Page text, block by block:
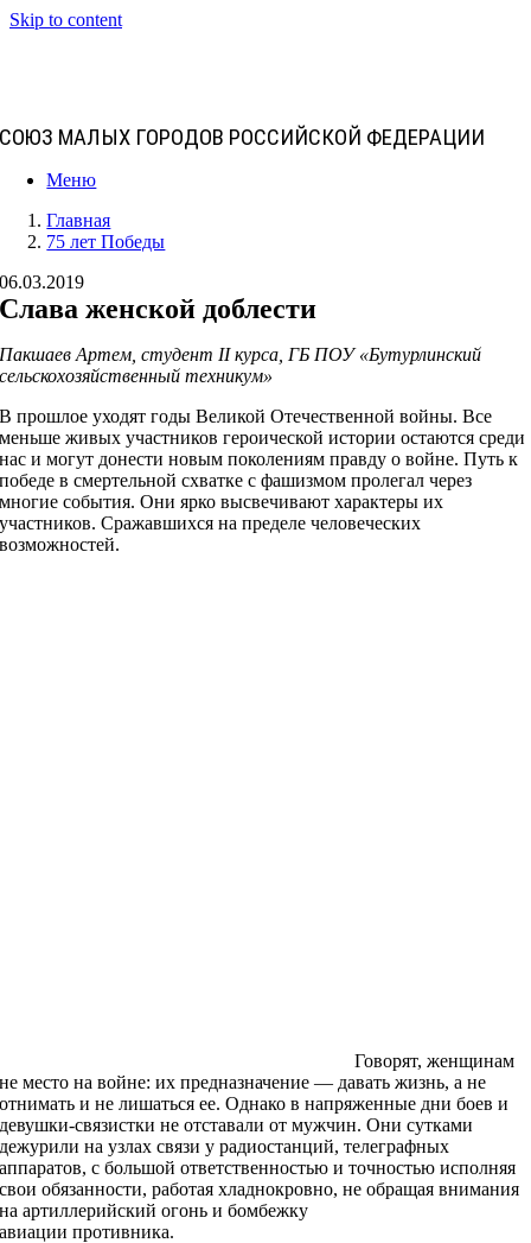
Skip to content
СОЮЗ МАЛЫХ ГОРОДОВ РОССИЙСКОЙ ФЕДЕРАЦИИ
Меню
Главная
75 лет Победы
06.03.2019
Слава женской доблести
Пакшаев Артем, студент II курса, ГБ ПОУ «Бутурлинский
сельскохозяйственный техникум»
В прошлое уходят годы Великой Отечественной войны. Все
меньше живых участников героической истории остаются среди
нас и могут донести новым поколениям правду о войне. Путь к
победе в смертельной схватке с фашизмом пролегал через
многие события. Они ярко высвечивают характеры их
участников. Сражавшихся на пределе человеческих
возможностей.
Говорят, женщинам
не место на войне: их предназначение — давать жизнь, а не
отнимать и не лишаться ее. Однако в напряженные дни боев и
девушки-связистки не отставали от мужчин. Они сутками
дежурили на узлах связи у радиостанций, телеграфных
аппаратов, с большой ответственностью и точностью исполняя
свои обязанности, работая хладнокровно, не обращая внимания
на артиллерийский огонь и бомбежку
авиации противника.